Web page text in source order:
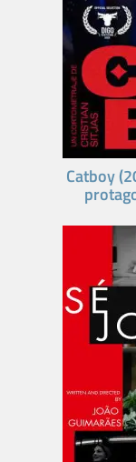
Catboy